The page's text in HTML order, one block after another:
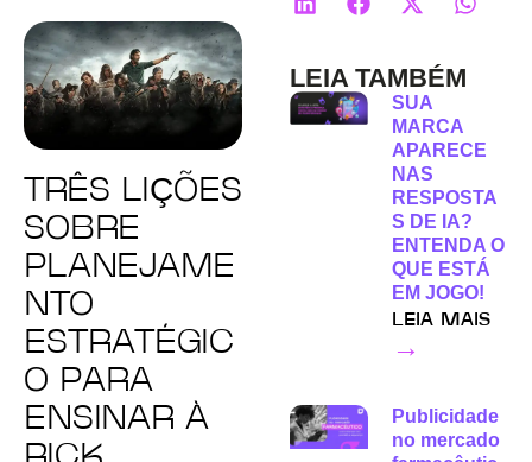
TRÊS LIÇÕES
SOBRE
PLANEJAME
NTO
ESTRATÉGIC
O PARA
ENSINAR À
LEIA TAMBÉM
SUA
MARCA
APARECE
NAS
RESPOSTA
S DE IA?
ENTENDA O
QUE ESTÁ
EM JOGO!
LEIA MAIS
→
Publicidade
no mercado